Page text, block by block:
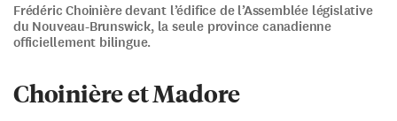
Frédéric Choinière devant l’édifice de l’Assemblée législative
du Nouveau-Brunswick, la seule province canadienne
officiellement bilingue.
Choinière et Madore